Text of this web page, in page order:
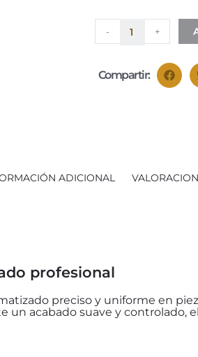
- +
Compartir:
ADICIONAL
profesional
preciso y uniforme en
acabado suave y controlado,